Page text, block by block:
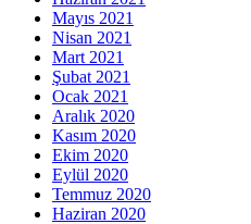
Mayıs 2021
Nisan 2021
Mart 2021
Şubat 2021
Ocak 2021
Aralık 2020
Kasım 2020
Ekim 2020
Eylül 2020
Temmuz 2020
Haziran 2020